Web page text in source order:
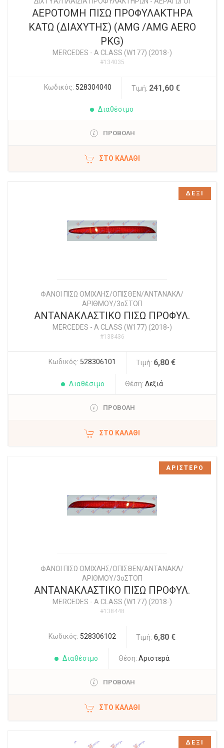
ΑΕΡΟΤΟΜΗ ΠΙΣΩ ΠΡΟΦΥΛΑΚΤΗΡΑ
ΚΑΤΩ (ΔΙΑΧΥΤΗΣ) (AMG /AMG AERO
PKG)
MERCEDES - A CLASS (W177) (2018-)
#134035
Κωδικός: 528304040 Τιμή: 241,60 €
Διαθέσιμο
ΠΡΟΒΟΛΗ
ΣΤΟ ΚΑΛΆΘΙ
ΦΑΝΟΙ ΠΙΣΩ ΟΜΙΧΛΗΣ/ΟΠΙΣΘΕΝ/ΑΝΤΑΝΑΚΛ/
ΑΡΙΘΜΟΥ/3οΣΤΟΠ
ΑΝΤΑΝΑΚΛΑΣΤΙΚΟ ΠΙΣΩ ΠΡΟΦΥΛ.
MERCEDES - A CLASS (W177) (2018-)
#138436
Κωδικός: 528306101 Τιμή: 6,80 €
Διαθέσιμο Θέση: Δεξιά
ΠΡΟΒΟΛΗ
ΣΤΟ ΚΑΛΆΘΙ
ΔΕΞΙ
ΦΑΝΟΙ ΠΙΣΩ ΟΜΙΧΛΗΣ/ΟΠΙΣΘΕΝ/ΑΝΤΑΝΑΚΛ/
ΑΡΙΘΜΟΥ/3οΣΤΟΠ
ΑΝΤΑΝΑΚΛΑΣΤΙΚΟ ΠΙΣΩ ΠΡΟΦΥΛ.
MERCEDES - A CLASS (W177) (2018-)
#138448
Κωδικός: 528306102 Τιμή: 6,80 €
Διαθέσιμο Θέση: Αριστερά
ΠΡΟΒΟΛΗ
ΣΤΟ ΚΑΛΆΘΙ
ΑΡΙΣΤΕΡΟ
ΔΕΞΙ